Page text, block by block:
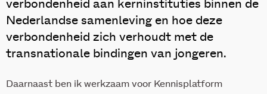
verbondenheid aan kerninstituties binnen de
Nederlandse samenleving en hoe deze
verbondenheid zich verhoudt met de
transnationale bindingen van jongeren.
Daarnaast ben ik werkzaam voor Kennisplatform